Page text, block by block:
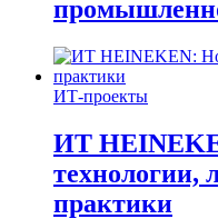
ИТ-проекты
ИТ
технологии,
практики